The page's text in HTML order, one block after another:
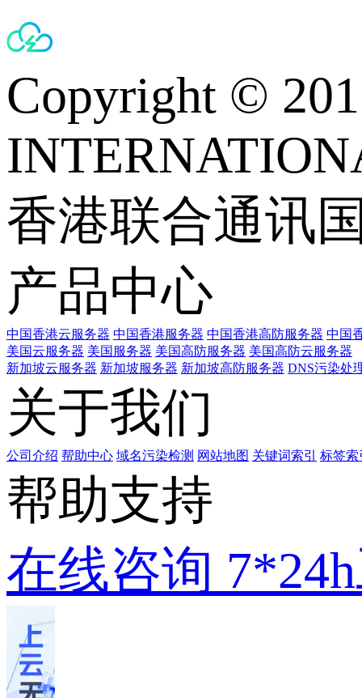
Copyright ©
香港联合通讯
产品中心
中国香港云服务器 中国香港服务器 中国香港高防服务器 中国
美国云服务器 美国服务器 美国高防服务器 美国高防云服务器
新加坡云服务器 新加坡服务器 新加坡高防服务器 DNS污染处
关于我们
公司介绍 帮助中心 域名污染检测 网站地图 关键词索引 标签索
帮助支持
在线咨询